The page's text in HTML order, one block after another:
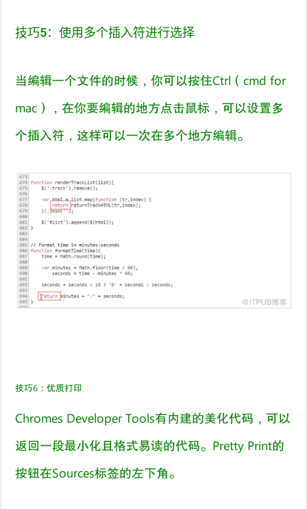
技巧5：使用多个插入符进行选择
当编辑一个文件的时候，你可以按住Ctrl（cmd for
mac），在你要编辑的地方点击鼠标，可以设置多
个插入符，这样可以一次在多个地方编辑。
技巧6 ：优质打印
Chromes Developer Tools有内建的美化代码，可以
返回一段最小化且格式易读的代码。Pretty Print的
按钮在Sources标签的左下角。